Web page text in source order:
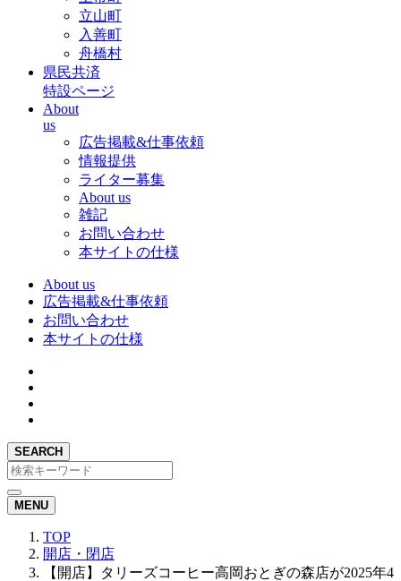
立山町
入善町
舟橋村
県民共済
特設ページ
About
us
広告掲載&仕事依頼
情報提供
ライター募集
About us
雑記
お問い合わせ
本サイトの仕様
About us
広告掲載&仕事依頼
お問い合わせ
本サイトの仕様
SEARCH
MENU
TOP
開店・閉店
【開店】タリーズコーヒー高岡おとぎの森店が2025年4